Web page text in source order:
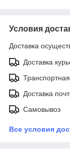
Условия
Доставка
Доставка
Доставка
Самовывоз
Все условия